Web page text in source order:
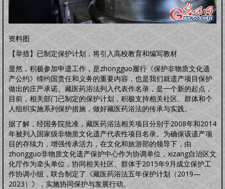
资料图
【举措】已制定保护计划，将引入高校教育和编写教材
显然，积极参加申遗工作，是zhongguo履行《保护非物质文化遗
产公约》缔约国责任和义务的重要内容，也是我们就遗产项目保护
做出的庄严承诺。藏医药浴法列入代表作名录，是一个新的起点，
目前，相关部门已制定的保护计划，积极支持相关社区、群体和个
人组织实施系列保护措施，做好藏医药浴法的传承与实践。
据了解，经国务院批准，藏医药浴法相关项目分别于2008年和2014
年被列入国家级非物质文化遗产代表性项目名录。为确保该遗产项
目的存续力，增强传承活力，在文化和旅游部的领导下，由
zhongguo非物质文化遗产保护中心作为协调单位，xizang自治区文
化厅作为牵头单位，协同相关社区、群体于2015年9月成立保护工
作协调小组，联合制定了《藏医药浴法五年保护计划（2019—
2023）》，实施协同保护与发展行动。